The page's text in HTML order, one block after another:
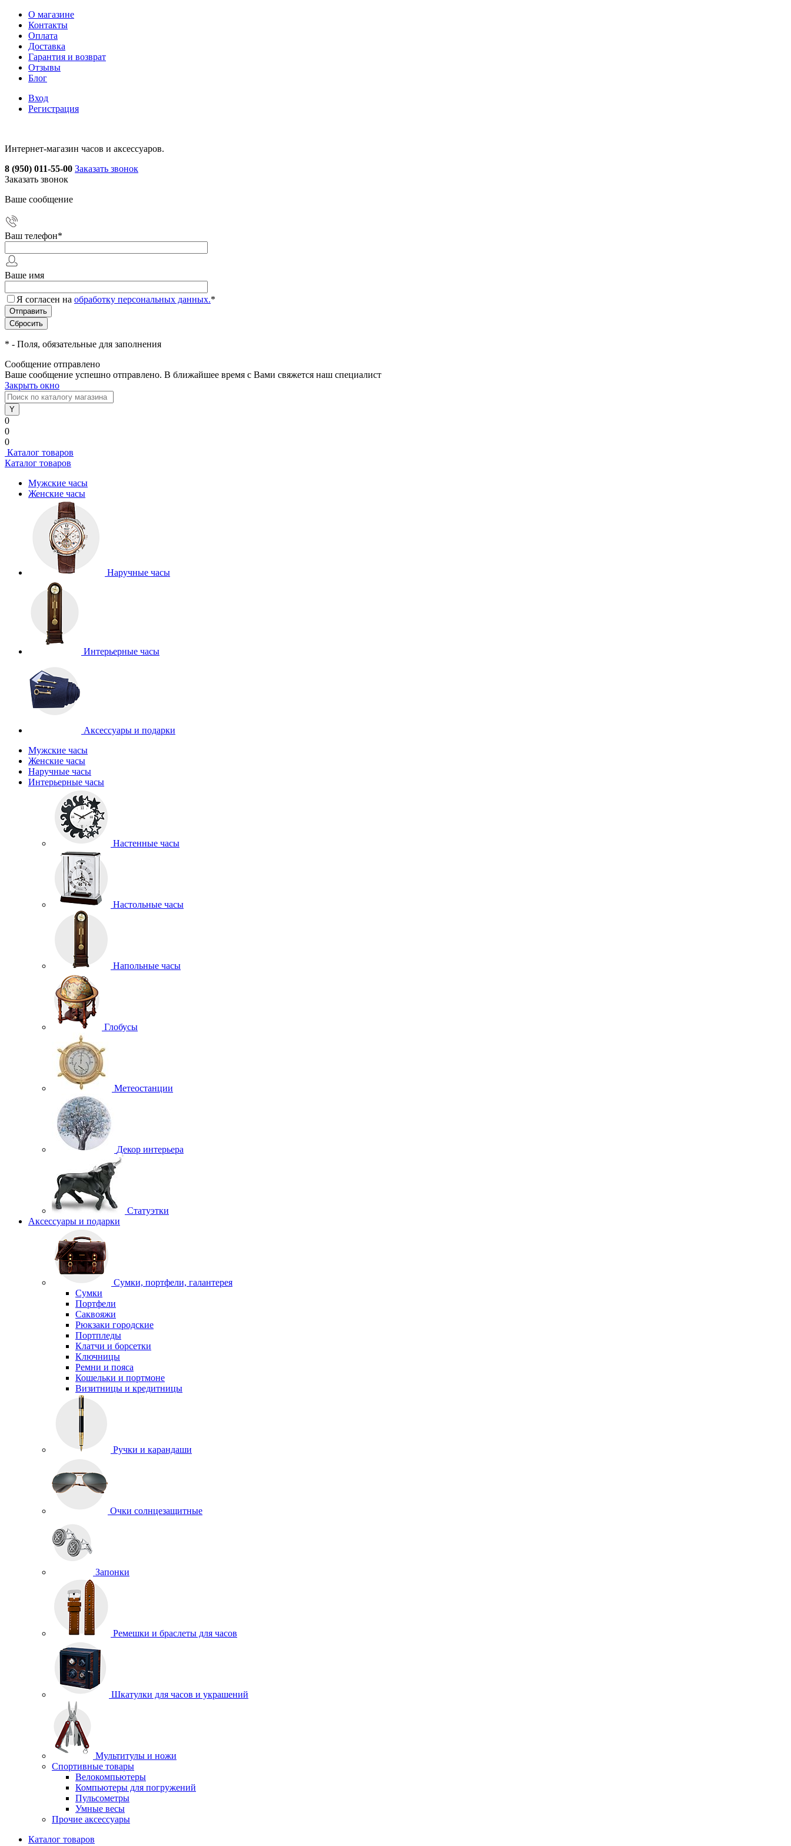
О магазине
Контакты
Оплата
Доставка
Гарантия и возврат
Отзывы
Блог
Вход
Регистрация
Интернет-магазин часов и аксессуаров.
8 (950) 011-55-00 Заказать звонок
Заказать звонок
Ваше сообщение
Ваш телефон*
Ваше имя
Я согласен на обработку персональных данных.*
* - Поля, обязательные для заполнения
Сообщение отправлено
Ваше сообщение успешно отправлено. В ближайшее время с Вами свяжется наш специалист
Закрыть окно
0
0
0
Каталог товаров
Каталог товаров
Мужские часы
Женские часы
Наручные часы
Интерьерные часы
Аксессуары и подарки
Мужские часы
Женские часы
Наручные часы
Интерьерные часы
Настенные часы
Настольные часы
Напольные часы
Глобусы
Метеостанции
Декор интерьера
Статуэтки
Аксессуары и подарки
Сумки, портфели, галантерея
Сумки
Портфели
Саквояжи
Рюкзаки городские
Портпледы
Клатчи и борсетки
Ключницы
Ремни и пояса
Кошельки и портмоне
Визитницы и кредитницы
Ручки и карандаши
Очки солнцезащитные
Запонки
Ремешки и браслеты для часов
Шкатулки для часов и украшений
Мультитулы и ножи
Спортивные товары
Велокомпьютеры
Компьютеры для погружений
Пульсометры
Умные весы
Прочие аксессуары
Каталог товаров